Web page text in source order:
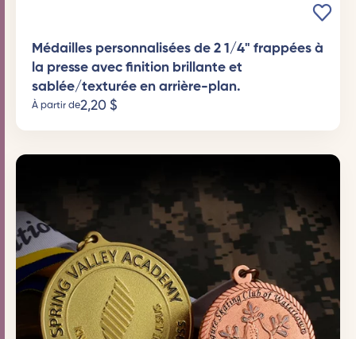
Médailles personnalisées de 2 1/4" frappées à
la presse avec finition brillante et
sablée/texturée en arrière-plan.
À partir de2,20 $